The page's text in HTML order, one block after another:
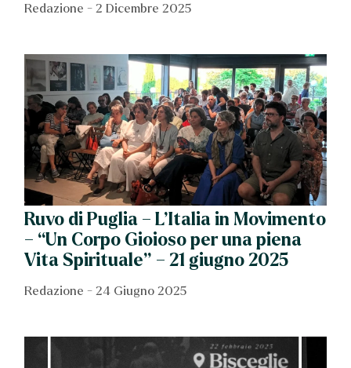
Redazione 2 Dicembre 2025
Ruvo di Puglia – L’Italia in Movimento
– “Un Corpo Gioioso per una piena
Vita Spirituale” – 21 giugno 2025
Redazione 24 Giugno 2025